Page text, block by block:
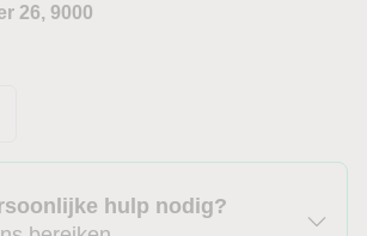
26, 9000
hulp nodig?